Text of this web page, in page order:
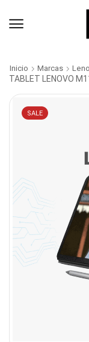
Inicio Marcas
TABLET LENOVO
SALE